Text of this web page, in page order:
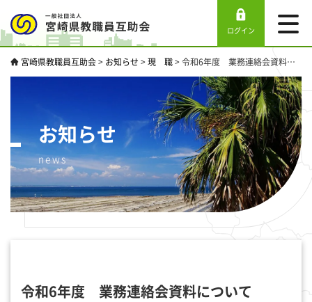
ログイン
宮崎県教職員互助会> お知らせ >現 職>令和6年度 業務連絡会資料について
お知らせ
news
令和6年度 業務連絡会資料について